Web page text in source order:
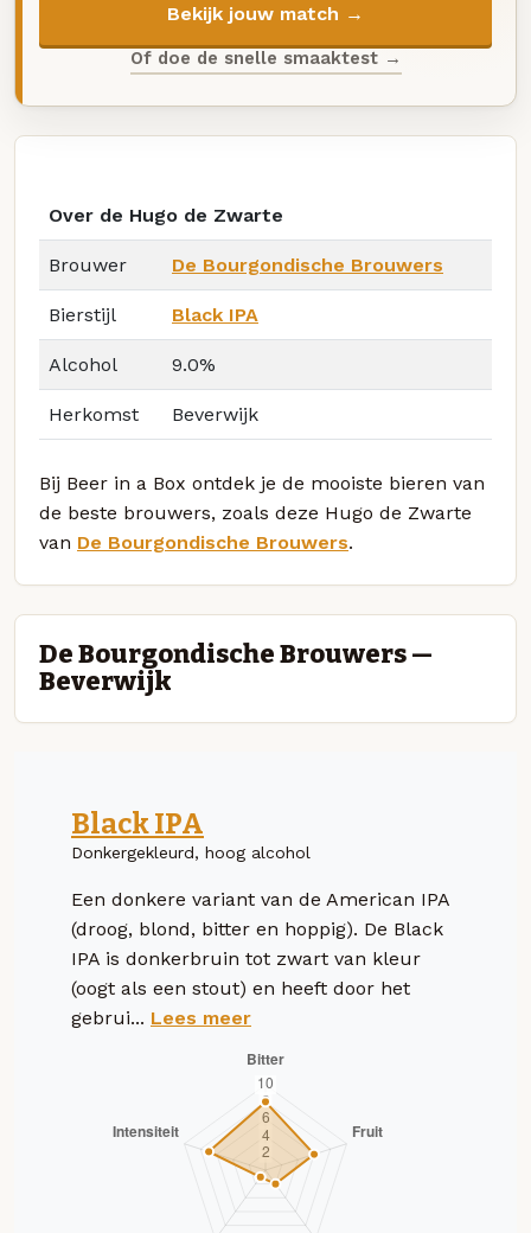
Bekijk jouw match →
Of doe de snelle smaaktest →
Over de Hugo de Zwarte
Brouwer De Bourgondische Brouwers
Bierstijl Black IPA
Alcohol 9.0%
Herkomst Beverwijk
Bij Beer in a Box ontdek je de mooiste bieren van
de beste brouwers, zoals deze Hugo de Zwarte
van De Bourgondische Brouwers.
De Bourgondische Brouwers —
Beverwijk
Black IPA
Donkergekleurd, hoog alcohol
Een donkere variant van de American IPA
(droog, blond, bitter en hoppig). De Black
IPA is donkerbruin tot zwart van kleur
(oogt als een stout) en heeft door het
gebrui... Lees meer